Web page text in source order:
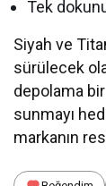
Tek
Siyah ve
sürülecek
depolama
sunmayı
markanın